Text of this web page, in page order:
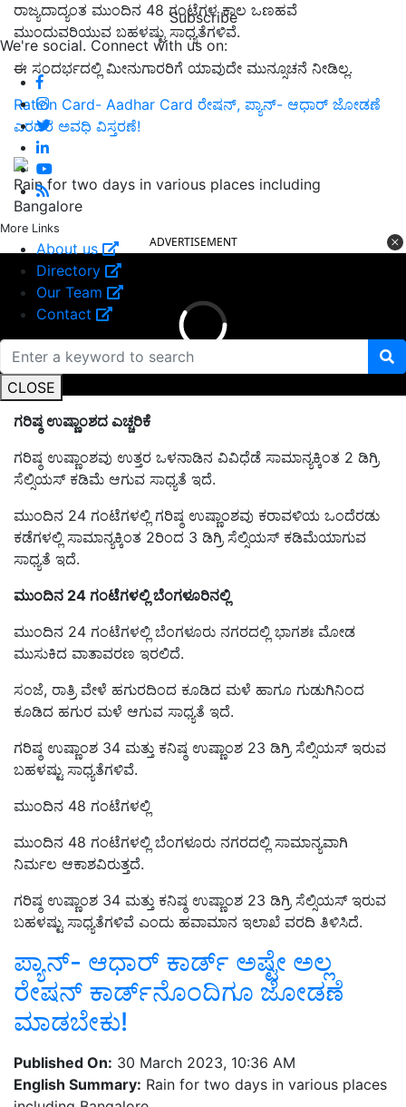
Subscribe
We're social. Connect with us on:
More Links
About us
Directory
Our Team
Contact
CLOSE
ರಾಜ್ಯದಾದ್ಯಂತ ಮುಂದಿನ 48 ಗಂಟೆಗಳ ಕಾಲ ಒಣಹವೆ
ಮುಂದುವರಿಯುವ ಬಹಳಷ್ಟು ಸಾಧ್ಯತೆಗಳಿವೆ.
ಈ ಸಂದರ್ಭದಲ್ಲಿ ಮೀನುಗಾರರಿಗೆ ಯಾವುದೇ ಮುನ್ಸೂಚನೆ ನೀಡಿಲ್ಲ.
Ration Card- Aadhar Card ರೇಷನ್‌, ಪ್ಯಾನ್‌- ಆಧಾರ್‌ ಜೋಡಣೆ
ಎರಡರ ಅವಧಿ ವಿಸ್ತರಣೆ!
Rain for two days in various places including
Bangalore
ADVERTISEMENT
ಗರಿಷ್ಠ ಉಷ್ಣಾಂಶದ ಎಚ್ಚರಿಕೆ
ಗರಿಷ್ಠ ಉಷ್ಣಾಂಶವು ಉತ್ತರ ಒಳನಾಡಿನ ವಿವಿಧೆಡೆ ಸಾಮಾನ್ಯಕ್ಕಿಂತ 2 ಡಿಗ್ರಿ
ಸೆಲ್ಸಿಯಸ್‌ ಕಡಿಮೆ ಆಗುವ ಸಾಧ್ಯತೆ ಇದೆ.
ಮುಂದಿನ 24 ಗಂಟೆಗಳಲ್ಲಿ ಗರಿಷ್ಠ ಉಷ್ಣಾಂಶವು ಕರಾವಳಿಯ ಒಂದೆರಡು
ಕಡೆಗಳಲ್ಲಿ ಸಾಮಾನ್ಯಕ್ಕಿಂತ 2ರಿಂದ 3 ಡಿಗ್ರಿ ಸೆಲ್ಸಿಯಸ್‌ ಕಡಿಮೆಯಾಗುವ
ಸಾಧ್ಯತೆ ಇದೆ.
ಮುಂದಿನ 24 ಗಂಟೆಗಳಲ್ಲಿ ಬೆಂಗಳೂರಿನಲ್ಲಿ
ಮುಂದಿನ 24 ಗಂಟೆಗಳಲ್ಲಿ ಬೆಂಗಳೂರು ನಗರದಲ್ಲಿ ಭಾಗಶಃ ಮೋಡ
ಮುಸುಕಿದ ವಾತಾವರಣ ಇರಲಿದೆ.
ಸಂಜೆ, ರಾತ್ರಿ ವೇಳೆ ಹಗುರದಿಂದ ಕೂಡಿದ ಮಳೆ ಹಾಗೂ ಗುಡುಗಿನಿಂದ
ಕೂಡಿದ ಹಗುರ ಮಳೆ ಆಗುವ ಸಾಧ್ಯತೆ ಇದೆ.
ಗರಿಷ್ಠ ಉಷ್ಣಾಂಶ 34 ಮತ್ತು ಕನಿಷ್ಠ ಉಷ್ಣಾಂಶ 23 ಡಿಗ್ರಿ ಸೆಲ್ಸಿಯಸ್‌ ಇರುವ
ಬಹಳಷ್ಟು ಸಾಧ್ಯತೆಗಳಿವೆ.
ಮುಂದಿನ 48 ಗಂಟೆಗಳಲ್ಲಿ
ಮುಂದಿನ 48 ಗಂಟೆಗಳಲ್ಲಿ ಬೆಂಗಳೂರು ನಗರದಲ್ಲಿ ಸಾಮಾನ್ಯವಾಗಿ
ನಿರ್ಮಲ ಆಕಾಶವಿರುತ್ತದೆ.
ಗರಿಷ್ಠ ಉಷ್ಣಾಂಶ 34 ಮತ್ತು ಕನಿಷ್ಠ ಉಷ್ಣಾಂಶ 23 ಡಿಗ್ರಿ ಸೆಲ್ಸಿಯಸ್‌ ಇರುವ
ಬಹಳಷ್ಟು ಸಾಧ್ಯತೆಗಳಿವೆ ಎಂದು ಹವಾಮಾನ ಇಲಾಖೆ ವರದಿ ತಿಳಿಸಿದೆ.
ಪ್ಯಾನ್‌- ಆಧಾರ್‌ ಕಾರ್ಡ್‌ ಅಷ್ಟೇ ಅಲ್ಲ
ರೇಷನ್‌ ಕಾರ್ಡ್‌ನೊಂದಿಗೂ ಜೋಡಣೆ
ಮಾಡಬೇಕು!
Published On: 30 March 2023, 10:36 AM
English Summary: Rain for two days in various places